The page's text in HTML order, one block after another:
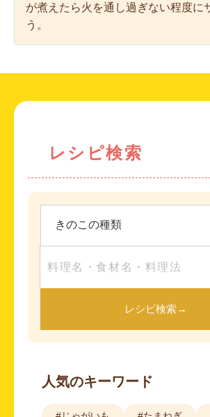
が煮えたら火を通し過ぎない程度に
う。
レシピ検索
レシピ検索→
人気のキーワード